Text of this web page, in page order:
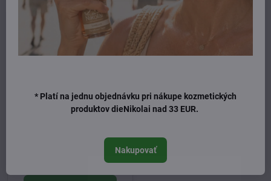
pery Cinnamon Kiss 5g
* Platí na jednu objednávku pri nákupe kozmetických
produktov dieNikolai nad 33 EUR.
Nakupovať